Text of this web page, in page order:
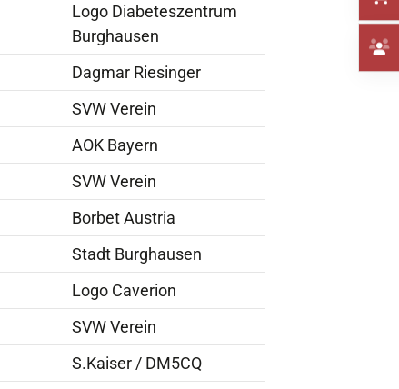
Logo Diabeteszentrum
Burghausen
Dagmar Riesinger
SVW Verein
AOK Bayern
SVW Verein
Borbet Austria
Stadt Burghausen
Logo Caverion
SVW Verein
S.Kaiser / DM5CQ